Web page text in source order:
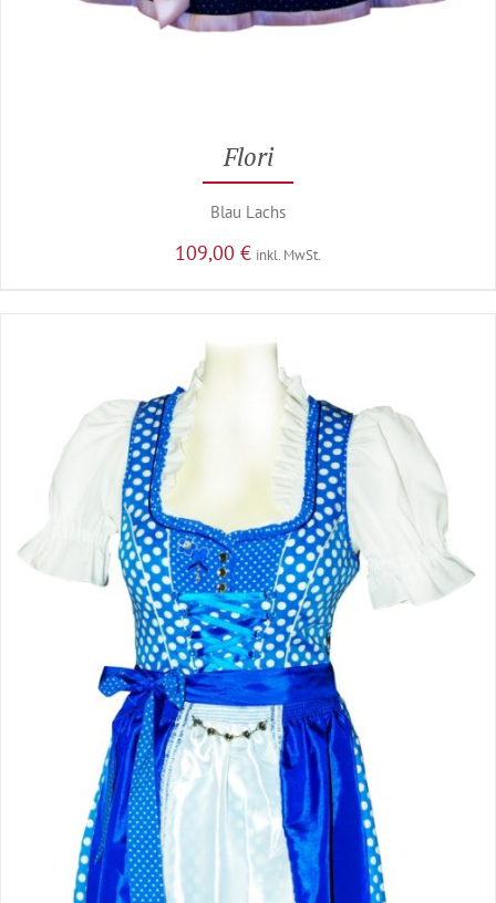
Flori
Blau Lachs
109,00 € inkl. MwSt.